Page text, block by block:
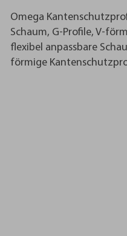
Omega
Schaum, G-Profile, V-
flexibel anpassbare
förmige